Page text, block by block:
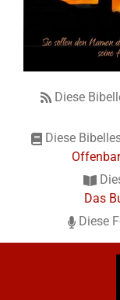
Diese
Diese
Das
Diese